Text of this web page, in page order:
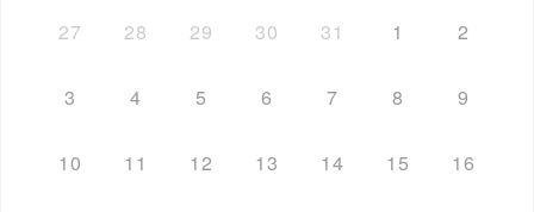
27
28 29 30 31 1 2
3 4 5 6 7 8 9
10 11 12 13 14 15 16